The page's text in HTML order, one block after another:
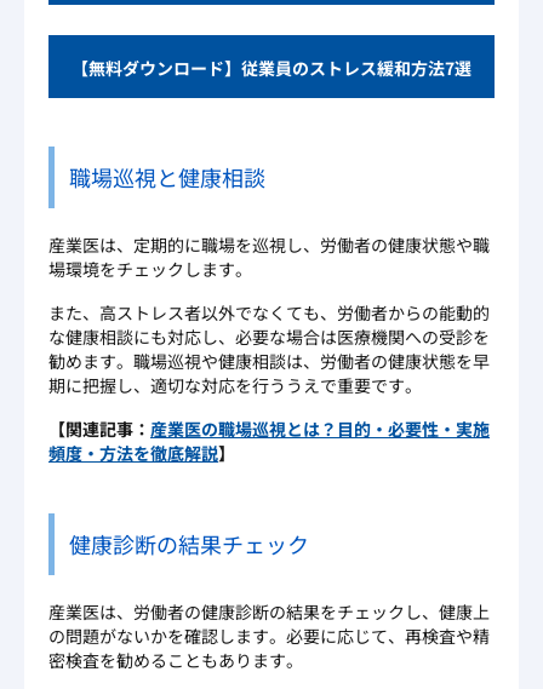
【無料ダウンロード】従業員のストレス緩和方法7選
職場巡視と健康相談
産業医は、定期的に職場を巡視し、労働者の健康状態や職
場環境をチェックします。
また、高ストレス者以外でなくても、労働者からの能動的
な健康相談にも対応し、必要な場合は医療機関への受診を
勧めます。職場巡視や健康相談は、労働者の健康状態を早
期に把握し、適切な対応を行ううえで重要です。
【関連記事： 産業医の職場巡視とは？目的・必要性・実施
頻度・方法を徹底解説】
健康診断の結果チェック
産業医は、労働者の健康診断の結果をチェックし、健康上
の問題がないかを確認します。必要に応じて、再検査や精
密検査を勧めることもあります。